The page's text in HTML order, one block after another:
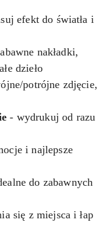
efekt do światła i
nakładki,
dzieło
potrójne zdjęcie,
- wydrukuj od razu
i najlepsze
do zabawnych
się z miejsca i łap